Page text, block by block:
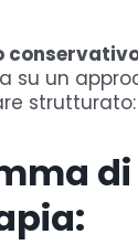
su un
strutturato:
di